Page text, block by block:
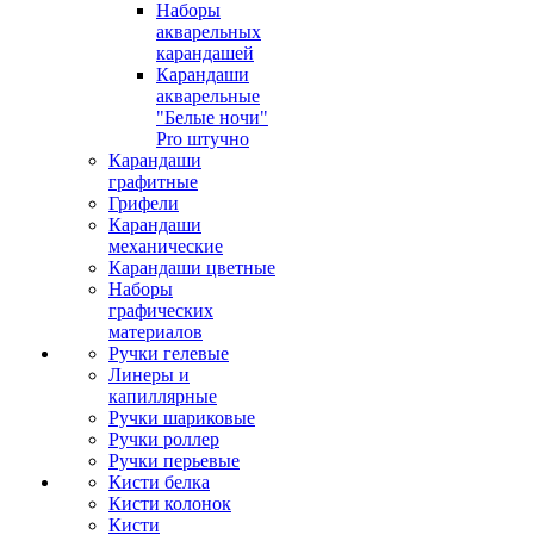
Наборы
акварельных
карандашей
Карандаши
акварельные
"Белые ночи"
Pro штучно
Карандаши
графитные
Грифели
Карандаши
механические
Карандаши цветные
Наборы
графических
материалов
Ручки гелевые
Линеры и
капиллярные
Ручки шариковые
Ручки роллер
Ручки перьевые
Кисти белка
Кисти колонок
Кисти